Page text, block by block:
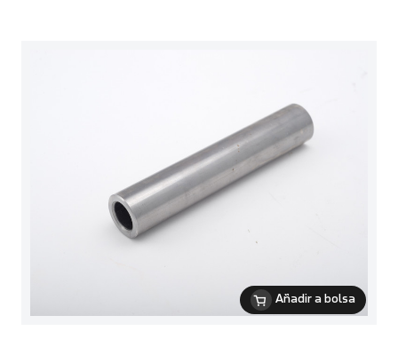
Añadir a bolsa